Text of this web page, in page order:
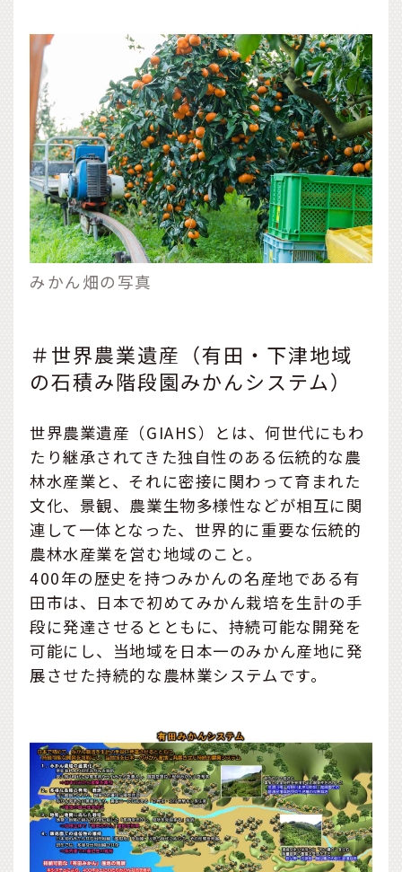
みかん畑の写真
＃世界農業遺産（有田・下津地域
の石積み階段園みかんシステム）
世界農業遺産（GIAHS）とは、何世代にもわ
たり継承されてきた独自性のある伝統的な農
林水産業と、それに密接に関わって育まれた
文化、景観、農業生物多様性などが相互に関
連して一体となった、世界的に重要な伝統的
農林水産業を営む地域のこと。
400年の歴史を持つみかんの名産地である有
田市は、日本で初めてみかん栽培を生計の手
段に発達させるとともに、持続可能な開発を
可能にし、当地域を日本一のみかん産地に発
展させた持続的な農林業システムです。